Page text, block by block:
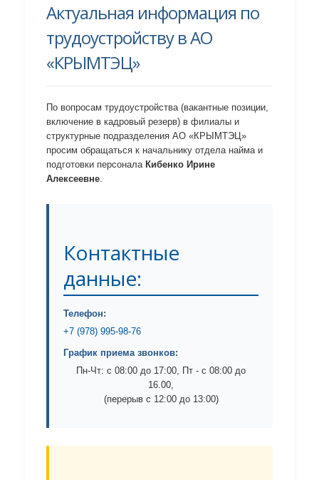
Актуальная информация по
трудоустройству в АО
«КРЫМТЭЦ»
По вопросам трудоустройства (вакантные позиции,
включение в кадровый резерв) в филиалы и
структурные подразделения АО «КРЫМТЭЦ»
просим обращаться к начальнику отдела найма и
подготовки персонала Кибенко Ирине
Алексеевне.
Контактные
данные:
Телефон:
+7 (978) 995-98-76
График приема звонков:
Пн-Чт: с 08:00 до 17:00, Пт - с 08:00 до
16.00,
(перерыв с 12:00 до 13:00)